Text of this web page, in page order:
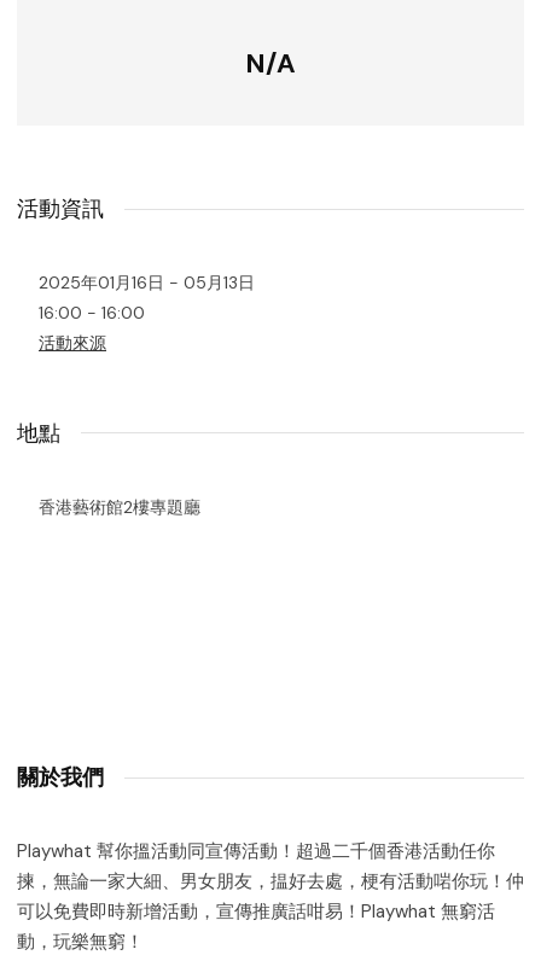
N/A
活動資訊
2025年01月16日 - 05月13日
16:00 - 16:00
活動來源
地點
香港藝術館2樓專題廳
關於我們
Playwhat 幫你搵活動同宣傳活動！超過二千個香港活動任你
揀，無論一家大細、男女朋友，揾好去處，梗有活動啱你玩！仲
可以免費即時新增活動，宣傳推廣話咁易！Playwhat 無窮活
動，玩樂無窮！